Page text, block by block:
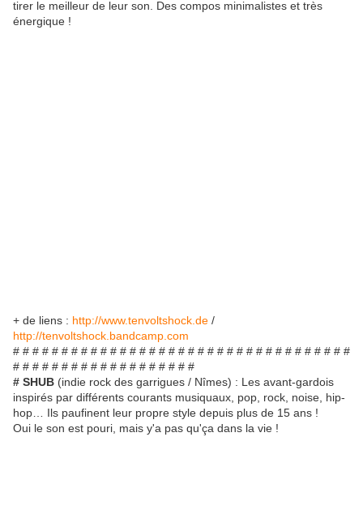
tirer le meilleur de leur son. Des compos minimalistes et très
énergique !
+ de liens : http://www.tenvoltshock.de /
http://tenvoltshock.bandcamp.com
# # # # # # # # # # # # # # # # # # # # # # # # # # # # # # # # # # #
# # # # # # # # # # # # # # # # # # #
# SHUB (indie rock des garrigues / Nîmes) : Les avant-gardois
inspirés par différents courants musiquaux, pop, rock, noise, hip-
hop… Ils paufinent leur propre style depuis plus de 15 ans !
Oui le son est pouri, mais y'a pas qu'ça dans la vie !